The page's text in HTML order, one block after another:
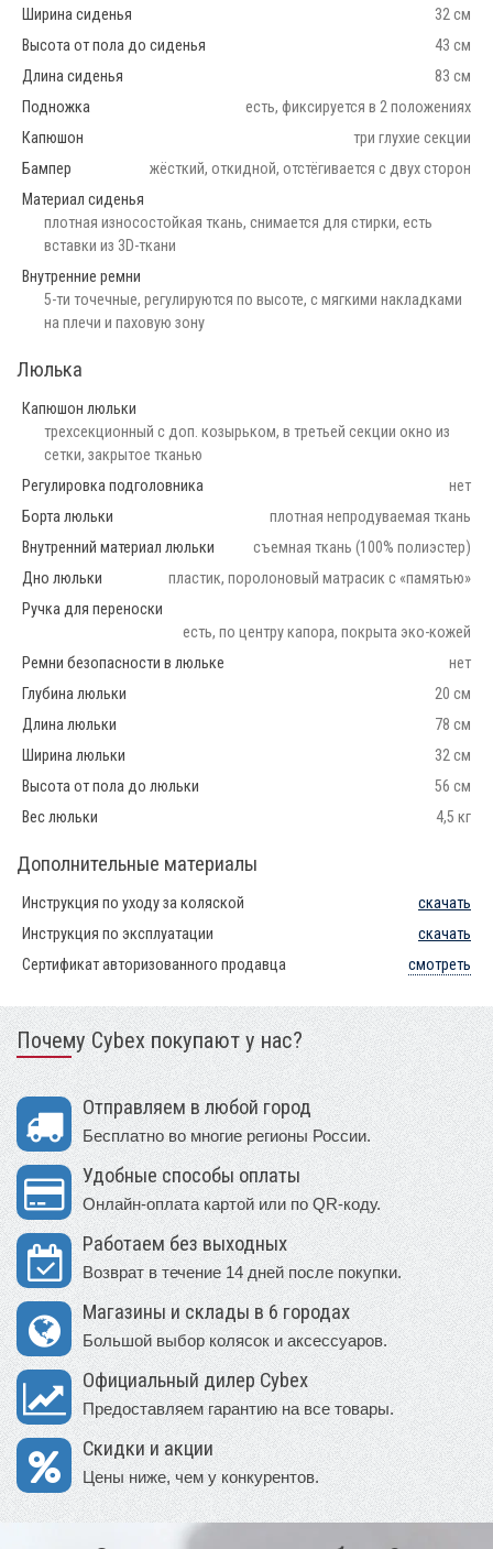
Ширина сиденья
32 см
Высота от пола до сиденья
43 см
Длина сиденья
83 см
Подножка
есть, фиксируется в 2 положениях
Капюшон
три глухие секции
Бампер
жёсткий, откидной, отстёгивается с двух сторон
Материал сиденья
плотная износостойкая ткань, снимается для стирки, есть
вставки из 3D-ткани
Внутренние ремни
5-ти точечные, регулируются по высоте, с мягкими накладками
на плечи и паховую зону
Люлька
Капюшон люльки
трехсекционный с доп. козырьком, в третьей секции окно из
сетки, закрытое тканью
Регулировка подголовника
нет
Борта люльки
плотная непродуваемая ткань
Внутренний материал люльки
съемная ткань (100% полиэстер)
Дно люльки
пластик, поролоновый матрасик с «памятью»
Ручка для переноски
есть, по центру капора, покрыта эко-кожей
Ремни безопасности в люльке
нет
Глубина люльки
20 см
Длина люльки
78 см
Ширина люльки
32 см
Высота от пола до люльки
56 см
Вес люльки
4,5 кг
Дополнительные материалы
Инструкция по уходу за коляской
скачать
Инструкция по эксплуатации
скачать
Сертификат авторизованного продавца
смотреть
Почему Cybex покупают у нас?
Отправляем в любой город
Бесплатно во многие регионы России.
Удобные способы оплаты
Онлайн-оплата картой или по QR-коду.
Работаем без выходных
Возврат в течение 14 дней после покупки.
Магазины и склады в 6 городах
Большой выбор колясок и аксессуаров.
Официальный дилер Cybex
Предоставляем гарантию на все товары.
Скидки и акции
Цены ниже, чем у конкурентов.